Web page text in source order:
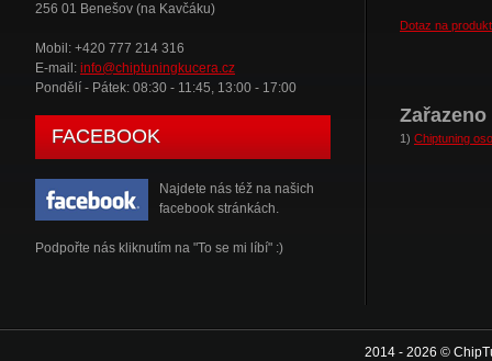
256 01 Benešov (na Kavčáku)
Mobil: +420 777 214 316
E-mail: info@chiptuningkucera.cz
Pondělí - Pátek: 08:30 - 11:45, 13:00 - 17:00
FACEBOOK
Najdete nás též na našich
facebook stránkách.
Podpořte nás kliknutím na "To se mi líbí" :)
Dotaz na produkt
1) Chiptuning
2014 - 2026 ©